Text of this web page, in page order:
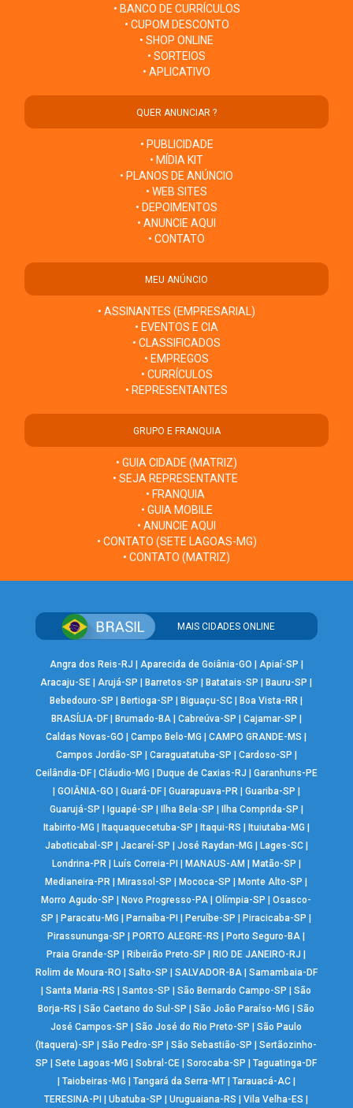
• BANCO DE CURRÍCULOS
• CUPOM DESCONTO
• SHOP ONLINE
• SORTEIOS
• APLICATIVO
QUER ANUNCIAR ?
• PUBLICIDADE
• MÍDIA KIT
• PLANOS DE ANÚNCIO
• WEB SITES
• DEPOIMENTOS
• ANUNCIE AQUI
• CONTATO
MEU ANÚNCIO
• ASSINANTES (EMPRESARIAL)
• EVENTOS E CIA
• CLASSIFICADOS
• EMPREGOS
• CURRÍCULOS
• REPRESENTANTES
GRUPO E FRANQUIA
• GUIA CIDADE (MATRIZ)
• SEJA REPRESENTANTE
• FRANQUIA
• GUIA MOBILE
• ANUNCIE AQUI
• CONTATO (SETE LAGOAS-MG)
• CONTATO (MATRIZ)
MAIS CIDADES ONLINE
Angra dos Reis-RJ Aparecida de Goiânia-GO Apiaí-SP
Aracaju-SE |Arujá-SP Barretos-SP Batatais-SP Bauru-SP
Bebedouro-SP
Bertioga-SP Biguaçu-SC Boa Vista-RR
BRASÍLIA-DF| Brumado-BA| Cabreúva-SP Cajamar-SP
Caldas Novas-GO
|Campo Belo-MG |CAMPO GRANDE-MS
Campos Jordão-SP
Caraguatatuba-SP Cardoso-SP
Ceilândia-DF| Cláudio-MG Duque de Caxias-RJ
Garanhuns-PE
GOIÂNIA-GO Guará-DF| Guarapuava-PR| Guariba-SP
Guarujá-SP
Iguapé-SP Ilha Bela-SP Ilha Comprida-SP
Itabirito-MG
Itaquaquecetuba-SP Itaqui-RS Ituiutaba-MG
Jaboticabal-SP
Jacareí-SP José Raydan-MG Lages-SC|
Londrina-PR| Luís Correia-PI MANAUS-AM Matão-SP
Medianeira-PR
Mirassol-SP Mococa-SP Monte Alto-SP
Morro Agudo-SP
Novo Progresso-PA |Olímpia-SP |Osasco-
SP
Paracatu-MG Parnaíba-PI Peruíbe-SP Piracicaba-SP
Pirassununga-SP
PORTO ALEGRE-RS Porto Seguro-BA
Praia Grande-SP
Ribeirão Preto-SP RIO DE JANEIRO-RJ
Rolim de Moura-RO
Salto-SP SALVADOR-BA| Samambaia-DF
|Santa Maria-RS |Santos-SP |São Bernardo Campo-SP |São
Borja-RS
|São Caetano do Sul-SP |São João Paraíso-MG |São
José Campos-SP
|São José do Rio Preto-SP |São Paulo
(Itaquera)-SP
|São Pedro-SP |São Sebastião-SP |Sertãozinho-
SP
|Sete Lagoas-MG |Sobral-CE |Sorocaba-SP |Taguatinga-DF
Taiobeiras-MG Tangará da Serra-MT| Tarauacá-AC|
TERESINA-PI
|Ubatuba-SP |Uruguaiana-RS |Vila Velha-ES